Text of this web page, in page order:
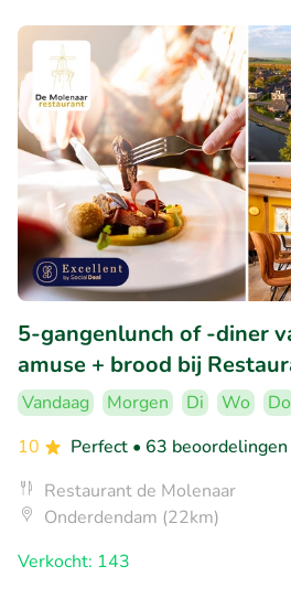
5-gangenlunch of -diner
amuse + brood bij
Vandaag Morgen Di Wo
Do
10
Perfect • 63 beoordelingen
Restaurant de Molenaar
Onderdendam (22km)
Verkocht: 143